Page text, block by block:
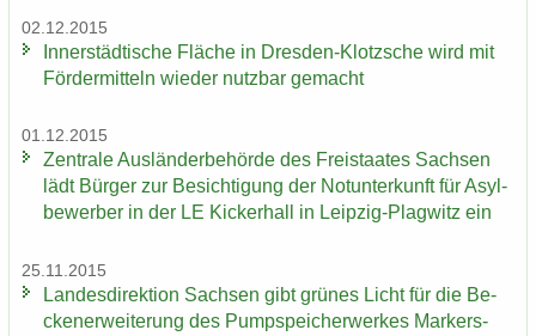
02.12.2015
In­ner­städ­ti­sche Flä­che in Dresden-​Klotzsche wird mit
För­der­mit­teln wie­der nutz­bar ge­macht
01.12.2015
Zen­tra­le Aus­län­der­be­hör­de des Frei­staa­tes Sach­sen
lädt Bür­ger zur Be­sich­ti­gung der Not­un­ter­kunft für Asyl­
be­wer­ber in der LE Ki­cker­hall in Leipzig-​Plagwitz ein
25.11.2015
Lan­des­di­rek­ti­on Sach­sen gibt grü­nes Licht für die Be­
cken­er­wei­te­rung des Pump­spei­cher­wer­kes Mar­kers­